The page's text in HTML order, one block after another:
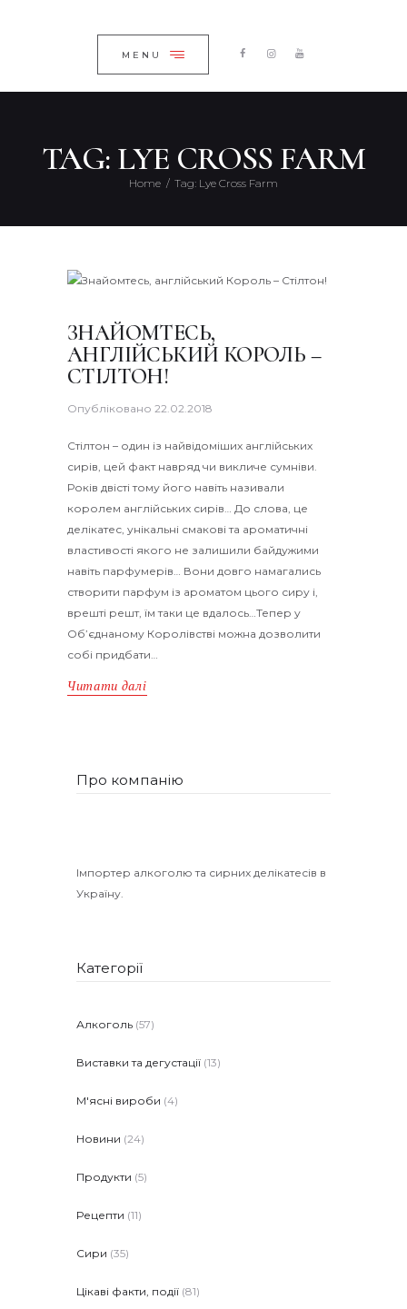
MENU
TAG: LYE CROSS FARM
Home Tag: Lye Cross Farm
КАТАЛОГ
ПРО КОМПАНІЮ
КОНТАКТИ
ЗНАЙОМТЕСЬ,
АНГЛІЙСЬКИЙ КОРОЛЬ –
СТІЛТОН!
Опубліковано 22.02.2018
Стілтон – один із найвідоміших англійських
сирів, цей факт навряд чи викличе сумніви.
Років двісті тому його навіть називали
королем англійських сирів… До слова, це
делікатес, унікальні смакові та ароматичні
властивості якого не залишили байдужими
навіть парфумерів… Вони довго намагались
створити парфум із ароматом цього сиру і,
врешті решт, їм таки це вдалось…Тепер у
Об’єднаному Королівстві можна дозволити
собі придбати…
Читати далі
Про компанію
Імпортер алкоголю та сирних делікатесів в
Україну.
Категорії
Алкоголь (57)
Виставки та дегустації (13)
М'ясні вироби (4)
Новини (24)
Продукти (5)
Рецепти (11)
Сири (35)
Цікаві факти, події (81)